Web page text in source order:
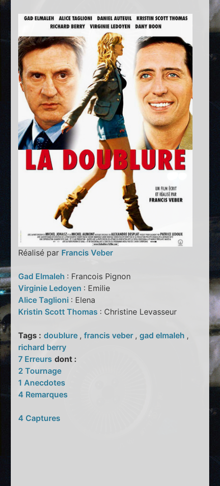
Réalisé par Francis Veber
Gad Elmaleh : Francois Pignon
Virginie Ledoyen : Emilie
Alice Taglioni : Elena
Kristin Scott Thomas : Christine Levasseur
Tags : doublure ,francis veber ,gad elmaleh ,
richard berry
7 Erreurs dont :
2 Tournage
1 Anecdotes
4 Remarques
4 Captures